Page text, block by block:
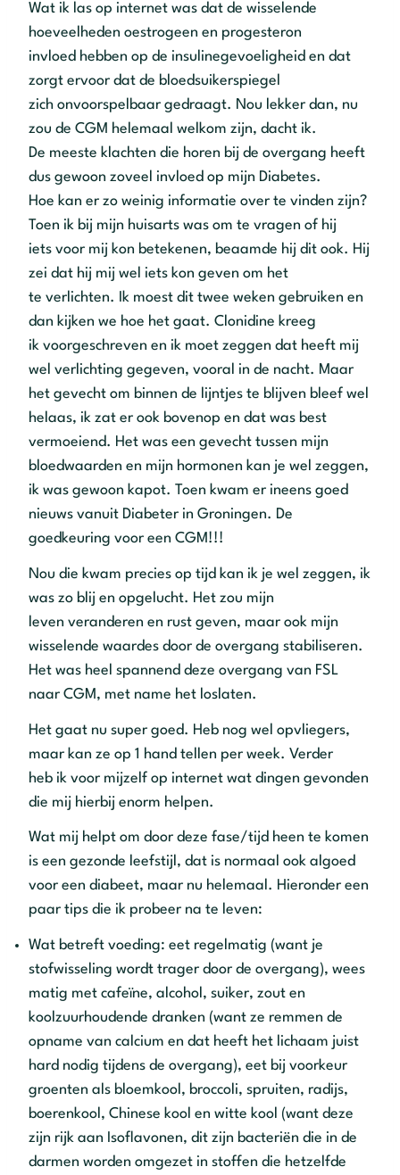
Wat ik las op internet was dat de wisselende
hoeveelheden oestrogeen en progesteron
invloed hebben op de insulinegevoeligheid en dat
zorgt ervoor dat de bloedsuikerspiegel
zich onvoorspelbaar gedraagt. Nou lekker dan, nu
zou de CGM helemaal welkom zijn, dacht ik.
De meeste klachten die horen bij de overgang heeft
dus gewoon zoveel invloed op mijn Diabetes.
Hoe kan er zo weinig informatie over te vinden zijn?
Toen ik bij mijn huisarts was om te vragen of hij
iets voor mij kon betekenen, beaamde hij dit ook. Hij
zei dat hij mij wel iets kon geven om het
te verlichten. Ik moest dit twee weken gebruiken en
dan kijken we hoe het gaat. Clonidine kreeg
ik voorgeschreven en ik moet zeggen dat heeft mij
wel verlichting gegeven, vooral in de nacht. Maar
het gevecht om binnen de lijntjes te blijven bleef wel
helaas, ik zat er ook bovenop en dat was best
vermoeiend. Het was een gevecht tussen mijn
bloedwaarden en mijn hormonen kan je wel zeggen,
ik was gewoon kapot. Toen kwam er ineens goed
nieuws vanuit Diabeter in Groningen. De
goedkeuring voor een CGM!!!
Nou die kwam precies op tijd kan ik je wel zeggen, ik
was zo blij en opgelucht. Het zou mijn
leven veranderen en rust geven, maar ook mijn
wisselende waardes door de overgang stabiliseren.
Het was heel spannend deze overgang van FSL
naar CGM, met name het loslaten.
Het gaat nu super goed. Heb nog wel opvliegers,
maar kan ze op 1 hand tellen per week. Verder
heb ik voor mijzelf op internet wat dingen gevonden
die mij hierbij enorm helpen.
Wat mij helpt om door deze fase/tijd heen te komen
is een gezonde leefstijl, dat is normaal ook algoed
voor een diabeet, maar nu helemaal. Hieronder een
paar tips die ik probeer na te leven:
Wat betreft voeding: eet regelmatig (want je
stofwisseling wordt trager door de overgang), wees
matig met cafeïne, alcohol, suiker, zout en
koolzuurhoudende dranken (want ze remmen de
opname van calcium en dat heeft het lichaam juist
hard nodig tijdens de overgang), eet bij voorkeur
groenten als bloemkool, broccoli, spruiten, radijs,
boerenkool, Chinese kool en witte kool (want deze
zijn rijk aan Isoflavonen, dit zijn bacteriën die in de
darmen worden omgezet in stoffen die hetzelfde